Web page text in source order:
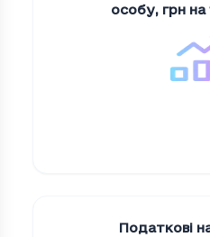
особу, грн
Податкові